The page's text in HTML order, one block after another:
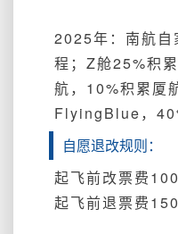
2025年：南航自
程；Z舱25%积累
航，10%积累厦
FlyingBlue，
自愿退改规则：
起飞前改票费
起飞前退票费